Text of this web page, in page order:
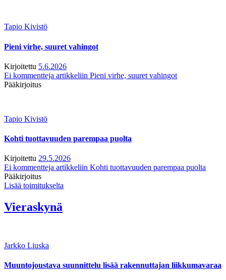
Tapio Kivistö
Pieni virhe, suuret vahingot
Kirjoitettu 5.6.2026
Ei kommentteja artikkeliin Pieni virhe, suuret vahingot
Pääkirjoitus
Tapio Kivistö
Kohti tuottavuuden parempaa puolta
Kirjoitettu 29.5.2026
Ei kommentteja artikkeliin Kohti tuottavuuden parempaa puolta
Pääkirjoitus
Lisää toimitukselta
Vieraskynä
Jarkko Liuska
Muuntojoustava suunnittelu lisää rakennuttajan liikkumavaraa